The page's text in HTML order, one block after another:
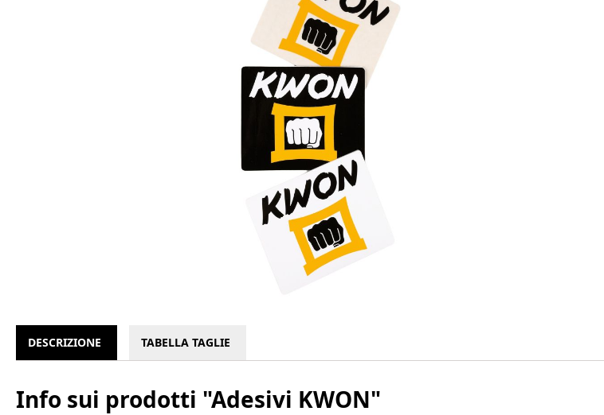
DESCRIZIONE TABELLA TAGLIE
Info sui prodotti "Adesivi KWON"